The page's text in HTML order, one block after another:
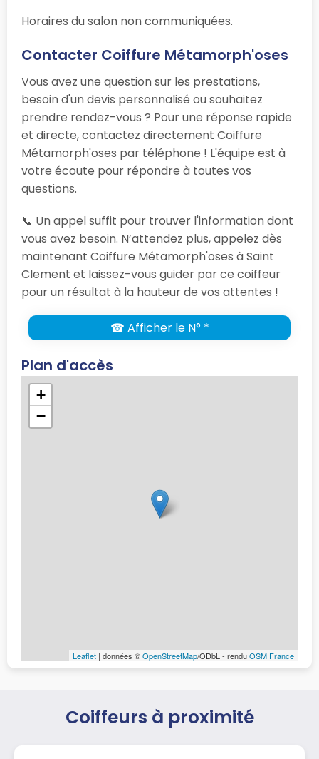
Horaires du salon non communiquées.
Contacter Coiffure Métamorph'oses
Vous avez une question sur les prestations,
besoin d'un devis personnalisé ou souhaitez
prendre rendez-vous ? Pour une réponse rapide
et directe, contactez directement Coiffure
Métamorph'oses par téléphone ! L'équipe est à
votre écoute pour répondre à toutes vos
questions.
📞 Un appel suffit pour trouver l'information dont
vous avez besoin. N’attendez plus, appelez dès
maintenant Coiffure Métamorph'oses à Saint
Clement et laissez-vous guider par ce coiffeur
pour un résultat à la hauteur de vos attentes !
☎ Afficher le N° *
Plan d'accès
+
−
Leaflet | données ©OpenStreetMap/ODbL - renduOSM France
Coiffeurs à proximité